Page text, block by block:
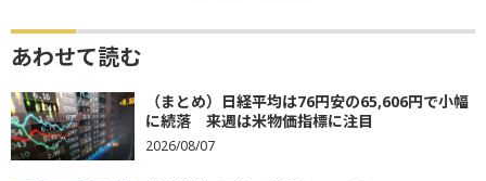
あわせて読む
（まとめ）日経平均は76円安の65,606円で小幅
に続落 来週は米物価指標に注目
2026/08/07